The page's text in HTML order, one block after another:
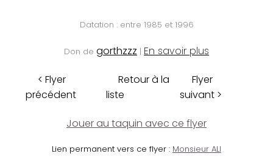
Datation : entre 1985 et 1996
Don de gorthzzz | En savoir plus
< Flyer
précédent
Retour à la
liste
Flyer
suivant >
Jouer au taquin avec ce flyer
Lien permanent vers ce flyer : Monsieur ALI